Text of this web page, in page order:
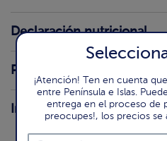
Declaración nutricional
Preparación
Intolerancias
¡Atención! Ten en cuenta
entre Península e Islas.
entrega en el proceso de
preocupes!, los precios se